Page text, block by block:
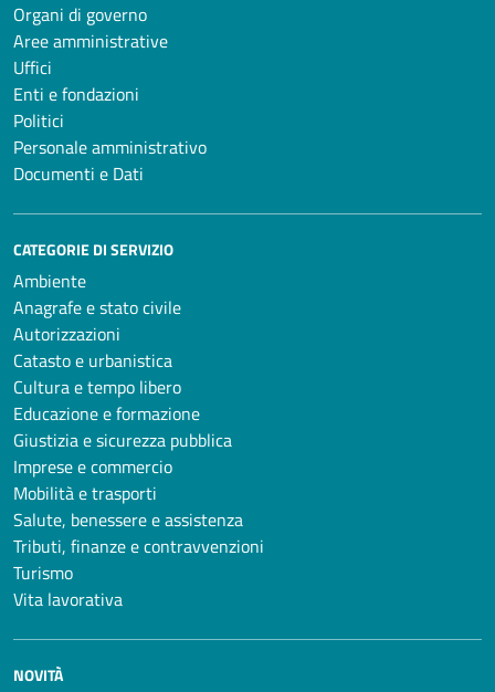
Organi di governo
Aree amministrative
Uffici
Enti e fondazioni
Politici
Personale amministrativo
Documenti e Dati
CATEGORIE DI SERVIZIO
Ambiente
Anagrafe e stato civile
Autorizzazioni
Catasto e urbanistica
Cultura e tempo libero
Educazione e formazione
Giustizia e sicurezza pubblica
Imprese e commercio
Mobilità e trasporti
Salute, benessere e assistenza
Tributi, finanze e contravvenzioni
Turismo
Vita lavorativa
NOVITÀ